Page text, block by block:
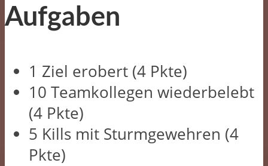
Aufgaben
1 Ziel erobert (4 Pkte)
10 Teamkollegen wiederbelebt
(4 Pkte)
5 Kills mit Sturmgewehren (4
Pkte)